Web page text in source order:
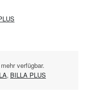
verfügbar.
, BILLA PLUS